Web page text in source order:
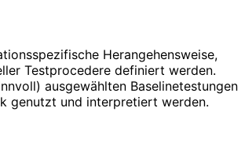
Herangehensweise,
Testprocedere definiert werden.
ausgewählten Baselinetestungen
genutzt und interpretiert werden.